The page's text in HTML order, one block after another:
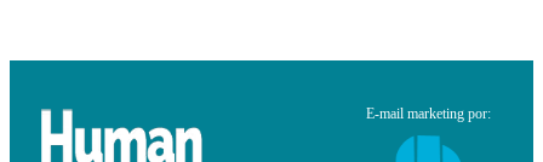
E-mail marketing por: